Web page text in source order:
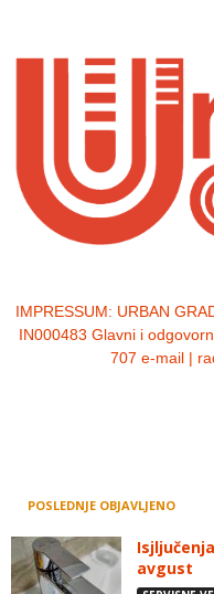
IMPRESSUM: URBAN
IN000483 Glavni i
707 e-mail |
POSLEDNJE OBJAVLJENO
avgust